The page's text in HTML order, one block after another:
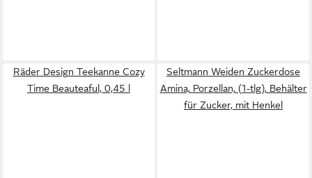
Räder Design Teekanne Cozy
Time Beauteaful, 0,45 l
Seltmann Weiden Zuckerdose
Amina, Porzellan, (1-tlg), Behälter
für Zucker, mit Henkel